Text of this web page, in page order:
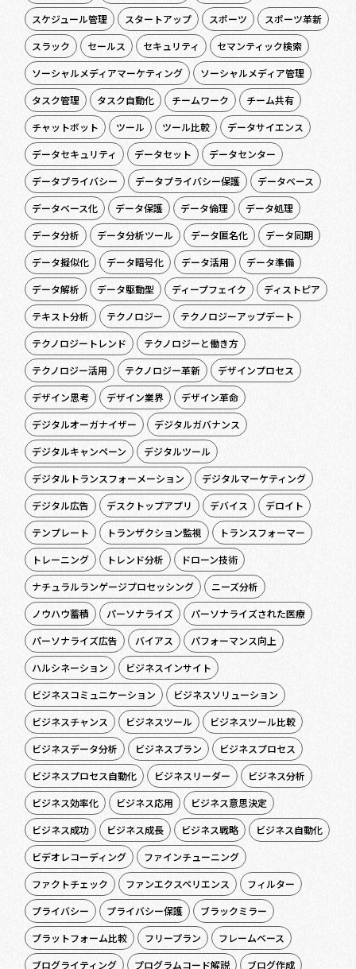
スケジュール管理 スタートアップ スポーツ
スポーツ革新
スラック
セールス セキュリティ
セマンティック検索
ソーシャルメディアマーケティング
ソーシャルメディア管理
タスク管理
タスク自動化 チームワーク
チーム共有
チャットボット
ツール ツール比較
データサイエンス
データセキュリティ
データセット
データセンター
データプライバシー
データプライバシー保護
データベース
データベース化
データ保護 データ倫理
データ処理
データ分析
データ分析ツール データ匿名化
データ同期
データ擬似化
データ暗号化 データ活用
データ準備
データ解析
データ駆動型 ディープフェイク
ディストピア
テキスト分析
テクノロジー
テクノロジーアップデート
テクノロジートレンド
テクノロジーと働き方
テクノロジー活用
テクノロジー革新
デザインプロセス
デザイン思考
デザイン業界
デザイン革命
デジタルオーガナイザー
デジタルガバナンス
デジタルキャンペーン
デジタルツール
デジタルトランスフォーメーション
デジタルマーケティング
デジタル広告
デスクトップアプリ デバイス
デロイト
テンプレート
トランザクション監視
トランスフォーマー
トレーニング
トレンド分析
ドローン技術
ナチュラルランゲージプロセッシング
ニーズ分析
ノウハウ蓄積
パーソナライズ
パーソナライズされた医療
パーソナライズ広告
バイアス
パフォーマンス向上
ハルシネーション
ビジネスインサイト
ビジネスコミュニケーション
ビジネスソリューション
ビジネスチャンス
ビジネスツール
ビジネスツール比較
ビジネスデータ分析
ビジネスプラン
ビジネスプロセス
ビジネスプロセス自動化
ビジネスリーダー
ビジネス分析
ビジネス効率化
ビジネス応用
ビジネス意思決定
ビジネス成功
ビジネス成長 ビジネス戦略
ビジネス自動化
ビデオレコーディング
ファインチューニング
ファクトチェック
ファンエクスペリエンス
フィルター
プライバシー
プライバシー保護
ブラックミラー
プラットフォーム比較
フリープラン
フレームベース
ブログライティング
プログラムコード解説
ブログ作成